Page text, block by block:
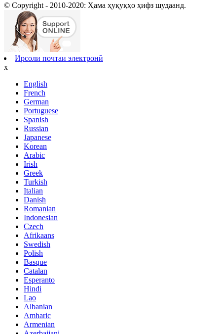
© Copyright - 2010-2020: Ҳама ҳуқуқҳо ҳифз шудаанд.
Ирсоли почтаи электронӣ
x
English
French
German
Portuguese
Spanish
Russian
Japanese
Korean
Arabic
Irish
Greek
Turkish
Italian
Danish
Romanian
Indonesian
Czech
Afrikaans
Swedish
Polish
Basque
Catalan
Esperanto
Hindi
Lao
Albanian
Amharic
Armenian